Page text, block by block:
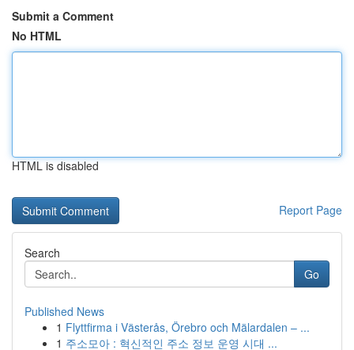
Submit a Comment
No HTML
HTML is disabled
Report Page
Search
Go
Published News
1 Flyttfirma i Västerås, Örebro och Mälardalen – ...
1 주소모아 : 혁신적인 주소 정보 운영 시대 ...